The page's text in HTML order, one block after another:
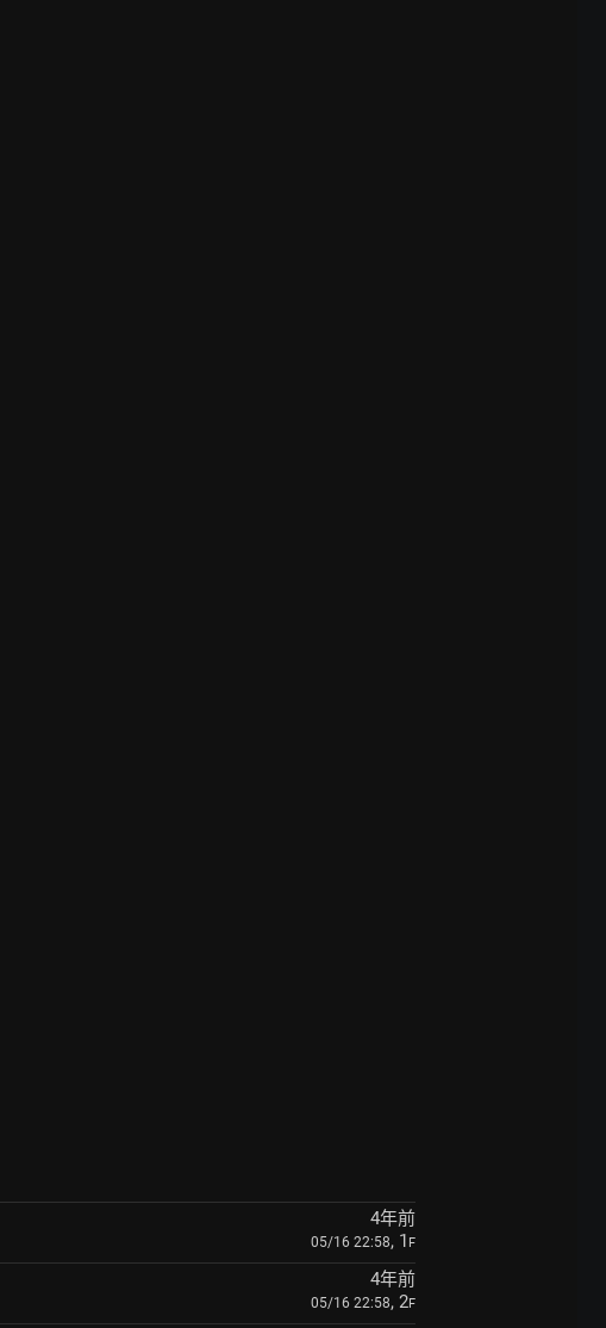
4年前
05/16 22:58, 1 F
4年前
05/16 22:58, 2F